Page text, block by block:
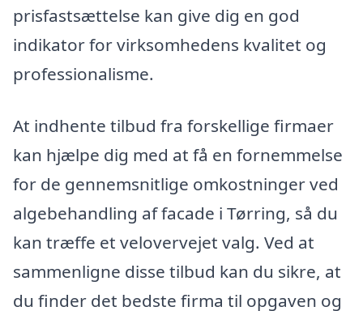
prisfastsættelse kan give dig en god
indikator for virksomhedens kvalitet og
professionalisme.
At indhente tilbud fra forskellige firmaer
kan hjælpe dig med at få en fornemmelse
for de gennemsnitlige omkostninger ved
algebehandling af facade i Tørring, så du
kan træffe et velovervejet valg. Ved at
sammenligne disse tilbud kan du sikre, at
du finder det bedste firma til opgaven og